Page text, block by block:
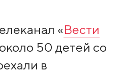
«Вести
50 детей со
в